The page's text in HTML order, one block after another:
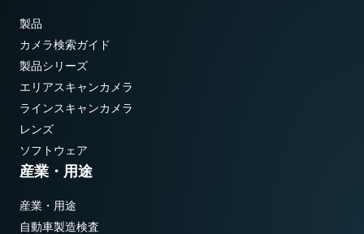
製品
カメラ検索ガイド
製品シリーズ
エリアスキャンカメラ
ラインスキャンカメラ
レンズ
ソフトウェア
産業・用途
産業・用途
自動車製造検査